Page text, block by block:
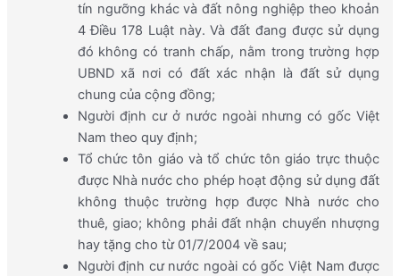
tín ngưỡng khác và đất nông nghiệp theo khoản
4 Điều 178 Luật này. Và đất đang được sử dụng
đó không có tranh chấp, nằm trong trường hợp
UBND xã nơi có đất xác nhận là đất sử dụng
chung của cộng đồng;
Người định cư ở nước ngoài nhưng có gốc Việt
Nam theo quy định;
Tổ chức tôn giáo và tổ chức tôn giáo trực thuộc
được Nhà nước cho phép hoạt động sử dụng đất
không thuộc trường hợp được Nhà nước cho
thuê, giao; không phải đất nhận chuyển nhượng
hay tặng cho từ 01/7/2004 về sau;
Người định cư nước ngoài có gốc Việt Nam được